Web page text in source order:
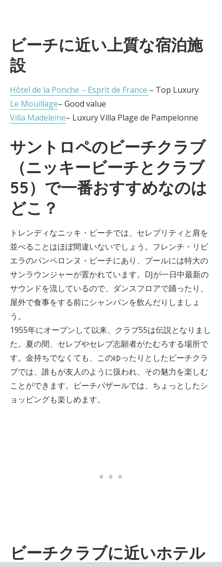
ビーチに近い上質な宿泊施
設
Hôtel de la Ponche – Esprit de France – Top Luxury
Le Mouillage– Good value
Villa Madeleine– Luxury Villa Plage de Pampelonne
サントロペのビーチクラブ
（ニッキービーチとクラブ
55）で一番おすすめなのは
どこ？
トレンディなニッキ・ビーチでは、セレブリティと肩を
並べることはほぼ間違いないでしょう。フレンチ・リビ
エラのパンペロンヌ・ビーチにあり、プールには特大の
サンラウンジャーが置かれています。DJが一日中最新の
サウンドを流しているので、ダンスフロアで踊ったり、
屋外で食事をする前にシャンパンを飲んだりしましょ
う。
1955年にオープンして以来、クラブ55は伝説となりまし
た。夏の間、セレブやセレブ志願者がたむろする場所で
す。金持ちでなくても、このゆったりとしたビーチクラ
ブでは、誰もが友人のように扱われ、その魅力を楽しむ
ことができます。ビーチバザールでは、ちょっとしたシ
ョッピングも楽しめます。
ビーチクラブに近いホテル